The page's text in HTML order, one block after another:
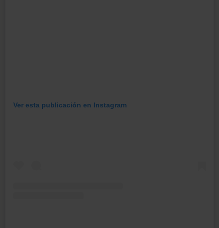
Ver esta publicación en Instagram